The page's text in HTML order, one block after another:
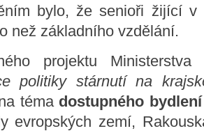
bylo, že senioři žijící v
než základního vzdělání.
projektu
politiky stárnutí na
téma dostupného
evropských zemí,